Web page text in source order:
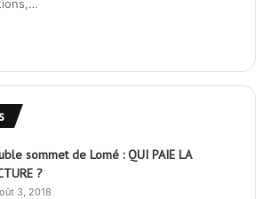
sommet de Lomé : QUI PAIE LA
?
3, 2018